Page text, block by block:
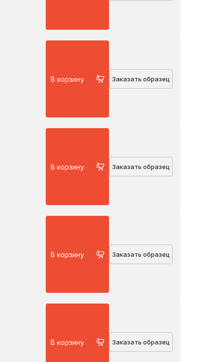
В корзину Заказать образец
В корзину Заказать образец
В корзину Заказать образец
В корзину Заказать образец